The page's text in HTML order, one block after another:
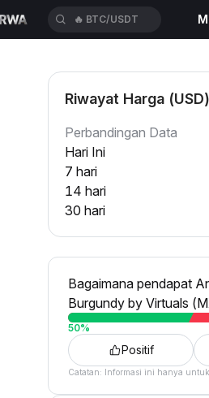
🔥 BTC/USDT
Riwayat Harga (USD)
Perbandingan Data
Hari Ini
7 hari
14 hari
30 hari
Bagaimana pendapat
Burgundy by Virtuals
50%
Positif
Catatan: Informasi ini hanya untuk